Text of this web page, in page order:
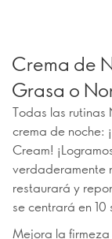
Crema de
Grasa o
Todas las rutinas
crema de noche:
Cream!
verdaderamente
restaurará y
se centrará en
Mejora la